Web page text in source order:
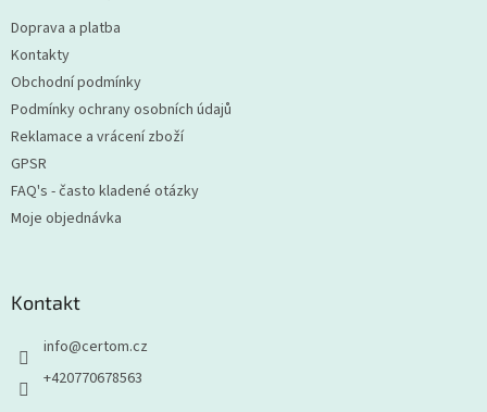
Doprava a platba
Kontakty
Obchodní podmínky
Podmínky ochrany osobních údajů
Reklamace a vrácení zboží
GPSR
FAQ's - často kladené otázky
Moje objednávka
Kontakt
info@certom.cz
+420770678563